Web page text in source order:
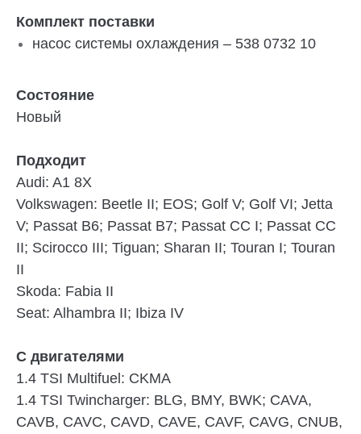
Комплект поставки
насос системы охлаждения – 538 0732 10
Состояние
Новый
Подходит
Audi: A1 8X
Volkswagen: Beetle II; EOS; Golf V; Golf VI; Jetta
V; Passat B6; Passat B7; Passat CC I; Passat CC
II; Scirocco III; Tiguan; Sharan II; Touran I; Touran
II
Skoda: Fabia II
Seat: Alhambra II; Ibiza IV
С двигателями
1.4 TSI Multifuel: CKMA
1.4 TSI Twincharger: BLG, BMY, BWK; CAVA,
CAVB, CAVC, CAVD, CAVE, CAVF, CAVG, CNUB,